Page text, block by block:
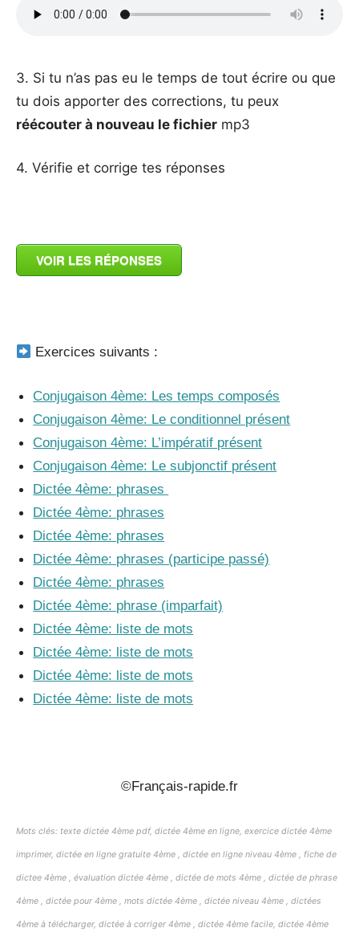
3. Si tu n’as pas eu le temps de tout écrire ou que
tu dois apporter des corrections, tu peux
réécouter à nouveau le fichier mp3
4. Vérifie et corrige tes réponses
VOIR LES RÉPONSES
Exercices suivants :
Conjugaison 4ème: Les temps composés
Conjugaison 4ème: Le conditionnel présent
Conjugaison 4ème: L’impératif présent
Conjugaison 4ème: Le subjonctif présent
Dictée 4ème: phrases
Dictée 4ème: phrases
Dictée 4ème: phrases
Dictée 4ème: phrases (participe passé)
Dictée 4ème: phrases
Dictée 4ème: phrase (imparfait)
Dictée 4ème: liste de mots
Dictée 4ème: liste de mots
Dictée 4ème: liste de mots
Dictée 4ème: liste de mots
©Français-rapide.fr
Mots clés: texte dictée 4ème pdf, dictée 4ème en ligne, exercice dictée 4ème
imprimer, dictée en ligne gratuite 4ème , dictée en ligne niveau 4ème , fiche de
dictee 4ème , évaluation dictée 4ème , dictée de mots 4ème , dictée de phrase
4ème , dictée pour 4ème , mots dictée 4ème , dictée niveau 4ème , dictées
4ème à télécharger, dictée à corriger 4ème , dictée 4ème facile, dictée 4ème